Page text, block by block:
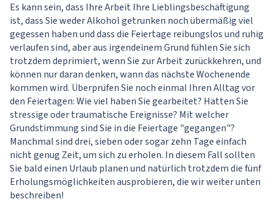
Es kann sein, dass Ihre Arbeit Ihre Lieblingsbeschäftigung
ist, dass Sie weder Alkohol getrunken noch übermäßig viel
gegessen haben und dass die Feiertage reibungslos und ruhig
verlaufen sind, aber aus irgendeinem Grund fühlen Sie sich
trotzdem deprimiert, wenn Sie zur Arbeit zurückkehren, und
können nur daran denken, wann das nächste Wochenende
kommen wird. Überprüfen Sie noch einmal Ihren Alltag vor
den Feiertagen: Wie viel haben Sie gearbeitet? Hatten Sie
stressige oder traumatische Ereignisse? Mit welcher
Grundstimmung sind Sie in die Feiertage "gegangen"?
Manchmal sind drei, sieben oder sogar zehn Tage einfach
nicht genug Zeit, um sich zu erholen. In diesem Fall sollten
Sie bald einen Urlaub planen und natürlich trotzdem die fünf
Erholungsmöglichkeiten ausprobieren, die wir weiter unten
beschreiben!